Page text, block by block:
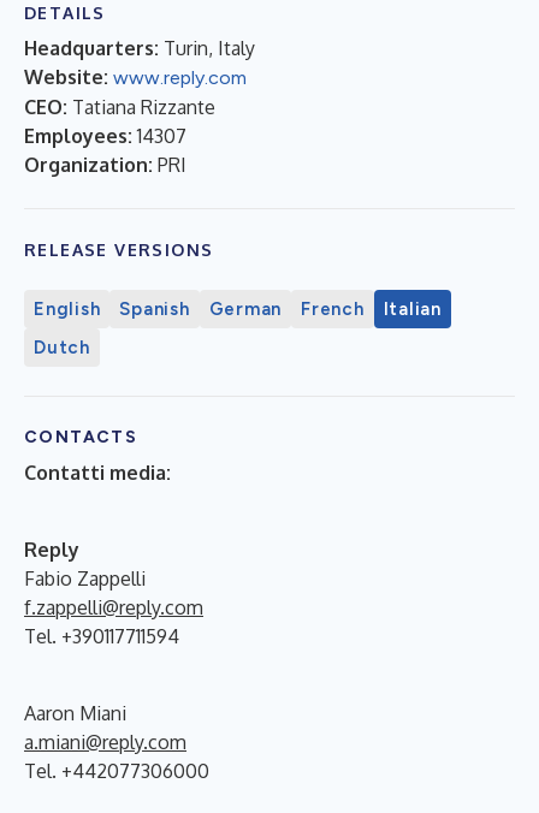
DETAILS
Headquarters: Turin, Italy
Website: www.reply.com
CEO: Tatiana Rizzante
Employees: 14307
Organization: PRI
RELEASE VERSIONS
English Spanish German French
Italian
Dutch
CONTACTS
Contatti media:
Reply
Fabio Zappelli
f.zappelli@reply.com
Tel. +390117711594
Aaron Miani
a.miani@reply.com
Tel. +442077306000